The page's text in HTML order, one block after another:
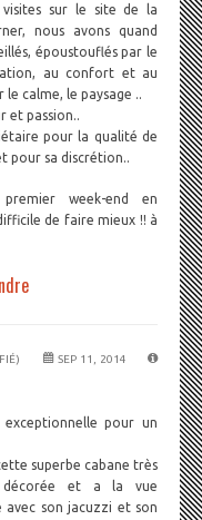
visites sur le site de la
nous avons quand
époustouflés par le
au confort et au
le calme, le paysage ..
et passion..
pour la qualité de
pour sa discrétion..
week-end en
de faire mieux !! à
SEP 11, 2014
pour un
superbe cabane très
décorée et a la vue
avec son jacuzzi et son